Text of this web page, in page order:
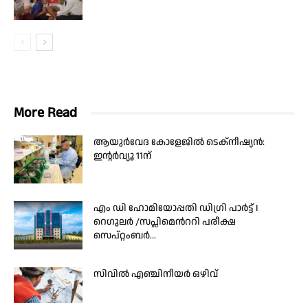
More Read
ആയുർവേദ കോളേജിൽ ടെക്‌നീഷ്യൻ:
ഇന്റർവ്യൂ 11ന്
എം ഡി ഹോമിയോപ്പതി ഡിഗ്രി പാർട്ട് I
റെഗുലർ /സപ്ലിമെന്‍ററി പരീക്ഷ
സെപ്റ്റംബർ...
സിവില്‍ എഞ്ചിനീയര്‍ ഒഴിവ്